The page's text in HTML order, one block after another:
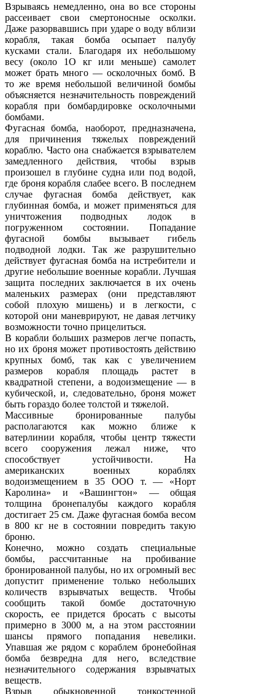
Взрываясь немедленно, она во все стороны
рассеивает свои смертоносные осколки.
Даже разорвавшись при ударе о воду вблизи
корабля, такая бомба осыпает палубу
кусками стали. Благодаря их небольшому
весу (около 1О кг или меньше) самолет
может брать много — осколочных бомб. В
то же время небольшой величиной бомбы
объясняется незначительность повреждений
корабля при бомбардировке осколочными
бомбами.
Фугасная бомба, наоборот, предназначена,
для причинения тяжелых повреждений
кораблю. Часто она снабжается взрывателем
замедленного действия, чтобы взрыв
произошел в глубине судна или под водой,
где броня корабля слабее всего. В последнем
случае фугасная бомба действует, как
глубинная бомба, и может применяться для
уничтожения подводных лодок в
погруженном состоянии. Попадание
фугасной бомбы вызывает гибель
подводной лодки. Так же разрушительно
действует фугасная бомба на истребители и
другие небольшие военные корабли. Лучшая
защита последних заключается в их очень
маленьких размерах (они представляют
собой плохую мишень) и в легкости, с
которой они маневрируют, не давая летчику
возможности точно прицелиться.
В корабли больших размеров легче попасть,
но их броня может противостоять действию
крупных бомб, так как с увеличением
размеров корабля площадь растет в
квадратной степени, а водоизмещение — в
кубической, и, следовательно, броня может
быть гораздо более толстой и тяжелой.
Массивные бронированные палубы
располагаются как можно ближе к
ватерлинии корабля, чтобы центр тяжести
всего сооружения лежал ниже, что
способствует устойчивости. На
американских военных кораблях
водоизмещением в 35 ООО т. — «Норт
Каролина» и «Вашингтон» — общая
толщина бронепалубы каждого корабля
достигает 25 см. Даже фугасная бомба весом
в 800 кг не в состоянии повредить такую
броню.
Конечно, можно создать специальные
бомбы, рассчитанные на пробивание
бронированной палубы, но их огромный вес
допустит применение только небольших
количеств взрывчатых веществ. Чтобы
сообщить такой бомбе достаточную
скорость, ее придется бросать с высоты
примерно в 3000 м, а на этом расстоянии
шансы прямого попадания невелики.
Упавшая же рядом с кораблем бронебойная
бомба безвредна для него, вследствие
незначительного содержания взрывчатых
веществ.
Взрыв обыкновенной тонкостенной